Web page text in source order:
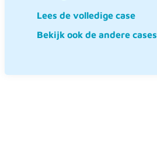
Lees de volledige case
Bekijk ook de andere cases